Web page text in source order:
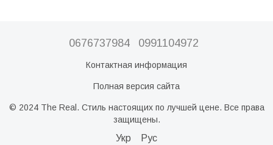
0676737984 0991104972
Контактная информация
Полная версия сайта
© 2024 The Real. Стиль настоящих по лучшей цене. Все права
защищены.
Укр Рус